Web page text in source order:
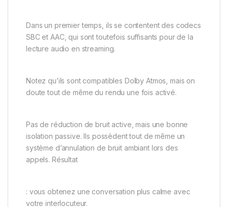
Dans un premier temps, ils se contentent des codecs
SBC et AAC, qui sont toutefois suffisants pour de la
lecture audio en streaming.
Notez qu’ils sont compatibles Dolby Atmos, mais on
doute tout de même du rendu une fois activé.
Pas de réduction de bruit active, mais une bonne
isolation passive. Ils possèdent tout de même un
système d’annulation de bruit ambiant lors des
appels. Résultat
: vous obtenez une conversation plus calme avec
votre interlocuteur.